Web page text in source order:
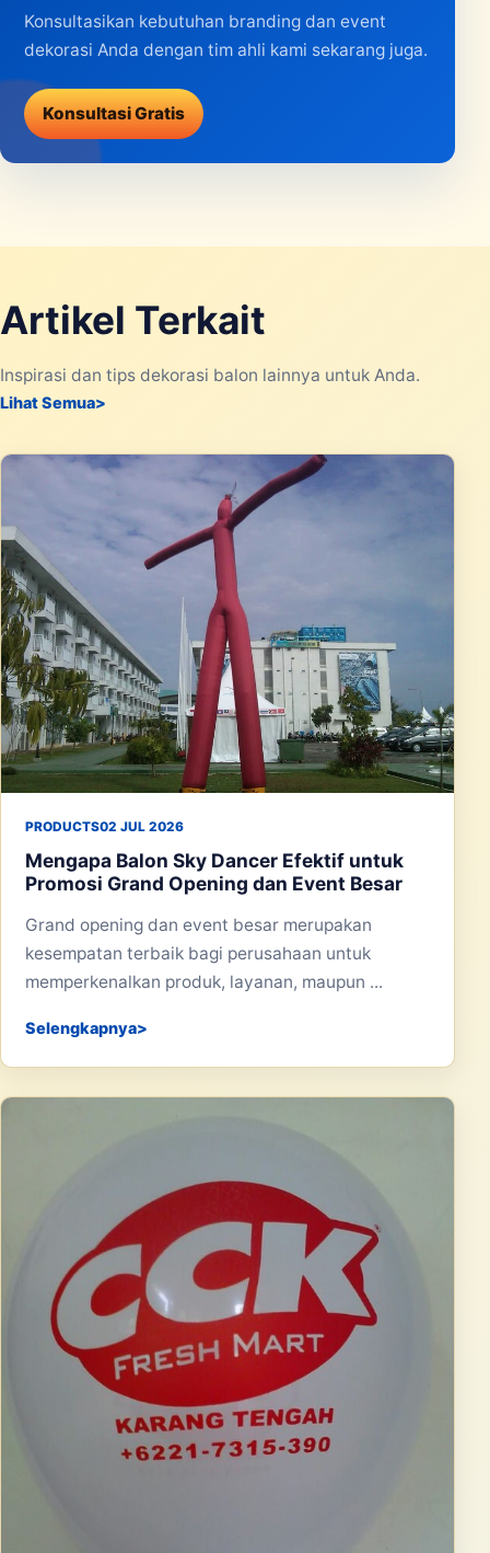
Konsultasikan kebutuhan branding dan event
dekorasi Anda dengan tim ahli kami sekarang juga.
Konsultasi Gratis
Artikel Terkait
Inspirasi dan tips dekorasi balon lainnya untuk Anda.
Lihat Semua
PRODUCTS02 JUL 2026
Mengapa Balon Sky Dancer Efektif untuk
Promosi Grand Opening dan Event Besar
Grand opening dan event besar merupakan
kesempatan terbaik bagi perusahaan untuk
memperkenalkan produk, layanan, maupun ...
Selengkapnya